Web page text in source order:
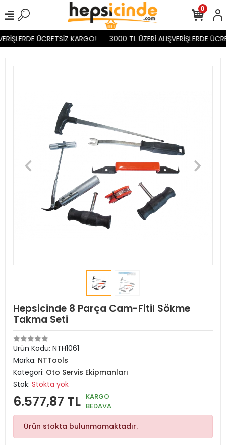
ÜCRETSİZ KARGO! 3000 TL ÜZERİ ALIŞVERİŞLERDE
0
Hepsicinde 8 Parça Cam-Fitil Sökme
Takma Seti
Ürün Kodu: NTH1061
Marka: NTTools
Kategori: Oto Servis Ekipmanları
Stok: Stokta yok
6.577,87 TL KARGO
BEDAVA
Ürün stokta bulunmamaktadır.